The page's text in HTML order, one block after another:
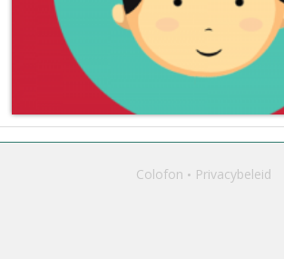
Colofon Privacybeleid